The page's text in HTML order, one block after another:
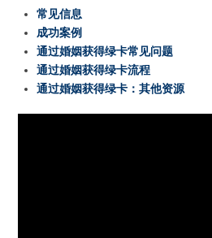
常见信息
成功案例
通过婚姻获得绿卡常见问题
通过婚姻获得绿卡流程
通过婚姻获得绿卡：其他资源